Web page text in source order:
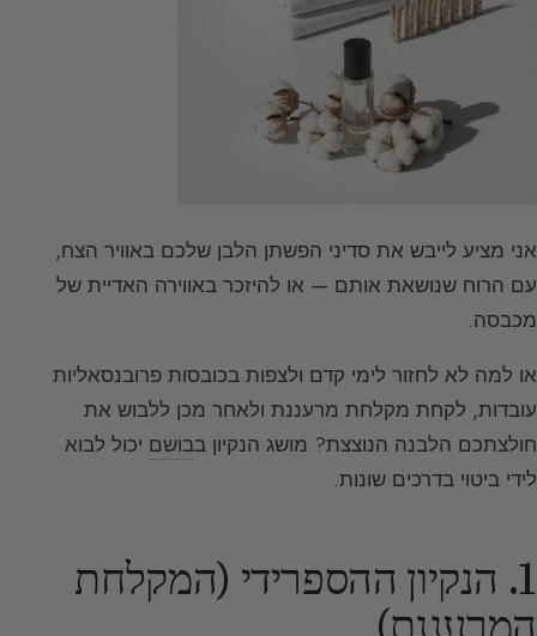
אני מציע לייבש את סדיני הפשתן הלבן שלכם באוויר הצח,
עם הרוח שנושאת אותם — או להיזכר באווירה האדיית של
מכבסה.
או למה לא לחזור לימי קדם ולצפות בכובסות פרובנסאליות
עובדות, לקחת מקלחת מרעננת ולאחר מכן ללבוש את
חולצתכם הלבנה הנוצצת? מושג הנקיון בבושם יכול לבוא
לידי ביטוי בדרכים שונות.
1. הנקיון ההספרידי (המקלחת
המרעננת)